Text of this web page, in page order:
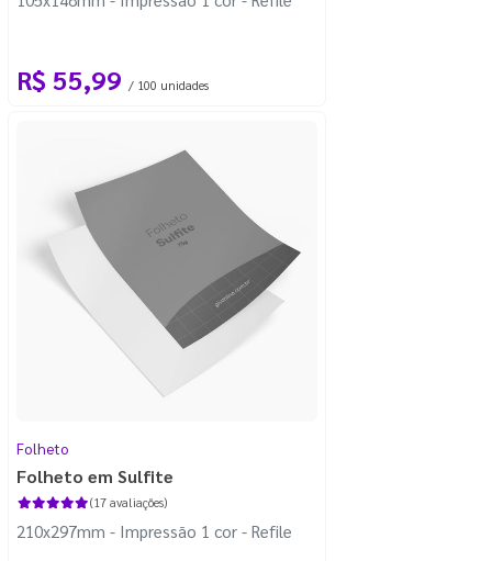
R$ 55,99 / 100 unidades
Folheto
Folheto em Sulfite
(17 avaliações)
210x297mm - Impressão 1 cor - Refile